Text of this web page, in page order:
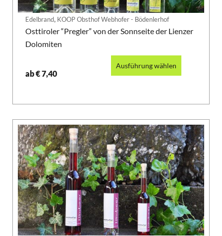
Edelbrand, KOOP Obsthof Webhofer - Bödenlerhof
Osttiroler “Pregler” von der Sonnseite der Lienzer
Dolomiten
ab€7,40
Ausführung wählen